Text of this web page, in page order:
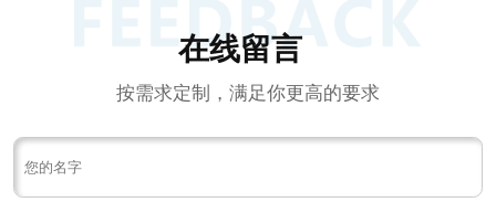
在线留言
按需求定制，满足你更高的要求